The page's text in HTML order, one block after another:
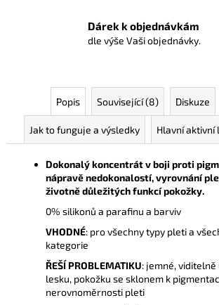
Dárek k objednávkám
dle výše Vaši objednávky.
Popis Související (8) Diskuze
Jak to funguje a výsledky Hlavní aktivní
Dokonalý koncentrát v boji proti
nápravě nedokonalostí, vyrovnání
životně důležitých funkcí pokožky.
0% silikonů a parafinu a barviv
VHODNÉ: pro všechny typy pleti a
kategorie
ŘEŠÍ PROBLEMATIKU: jemné,
lesku, pokožku se sklonem k
nerovnoměrnosti pleti